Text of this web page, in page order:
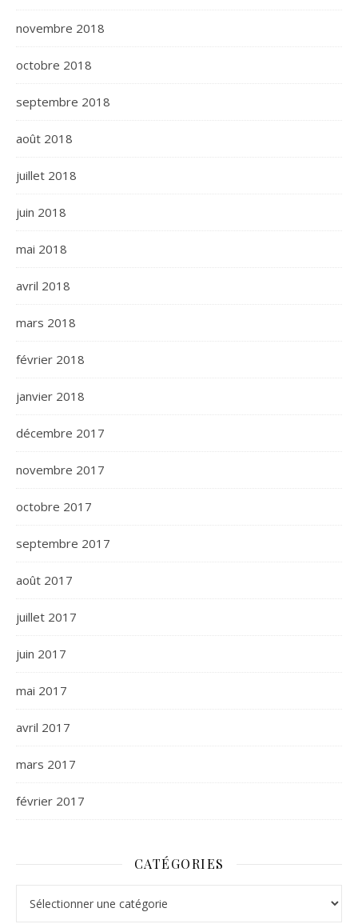
novembre 2018
octobre 2018
septembre 2018
août 2018
juillet 2018
juin 2018
mai 2018
avril 2018
mars 2018
février 2018
janvier 2018
décembre 2017
novembre 2017
octobre 2017
septembre 2017
août 2017
juillet 2017
juin 2017
mai 2017
avril 2017
mars 2017
février 2017
CATÉGORIES